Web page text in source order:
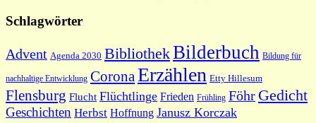
Schlagwörter
Advent Agenda 2030 BibliothekBilderbuch Bildung für
nachhaltige Entwicklung Corona Erzählen Etty Hillesum
Flensburg Flucht Flüchtlinge Frieden Frühling Föhr Gedicht
Geschichten Herbst Hoffnung Janusz Korczak